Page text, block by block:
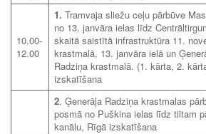
10.00-
12.00
1. Tramvaja sliežu ceļu pārbūve
no 13. janvāra ielas līdz
skaitā saistītā infrastruktūra 11.
krastmalā, 13. janvāra ielā un
Radziņa krastmalā. (1. kārta, 2.
izskatīšana
2. Ģenerāļa Radziņa krastmalas
posmā no Puškina ielas līdz tiltam
kanālu, Rīgā izskatīšana